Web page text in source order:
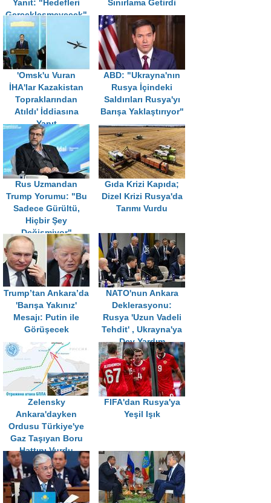
Yanıt: "Hedefleri
Gerçekleşmeyecek"
Sınırlama Getirdi
'Omsk'u Vuran
İHA'lar Kazakistan
Topraklarından
Atıldı' İddiasına
Yanıt
ABD: "Ukrayna'nın
Rusya İçindeki
Saldırıları Rusya'yı
Barışa Yaklaştırıyor"
Rus Uzmandan
Trump Yorumu: "Bu
Sadece Gürültü,
Hiçbir Şey
Değişmiyor"
Gıda Krizi Kapıda;
Dizel Krizi Rusya'da
Tarımı Vurdu
Trump’tan Ankara’da
'Barışa Yakınız'
Mesajı: Putin ile
Görüşecek
NATO'nun Ankara
Deklerasyonu:
Rusya 'Uzun Vadeli
Tehdit' , Ukrayna'ya
Dev Yardım
Zelensky
Ankara'dayken
Ordusu Türkiye'ye
Gaz Taşıyan Boru
Hattını Vurdu
FIFA'dan Rusya'ya
Yeşil Işık